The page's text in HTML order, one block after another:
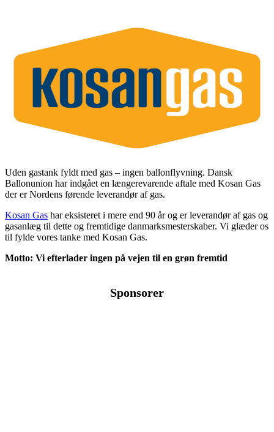
Uden gastank fyldt med gas – ingen ballonflyvning. Dansk
Ballonunion har indgået en længerevarende aftale med Kosan Gas
der er Nordens førende leverandør af gas.
Kosan Gas har eksisteret i mere end 90 år og er leverandør af gas og
gasanlæg til dette og fremtidige danmarksmesterskaber. Vi glæder os
til fylde vores tanke med Kosan Gas.
Motto: Vi efterlader ingen på vejen til en grøn fremtid
Sponsorer